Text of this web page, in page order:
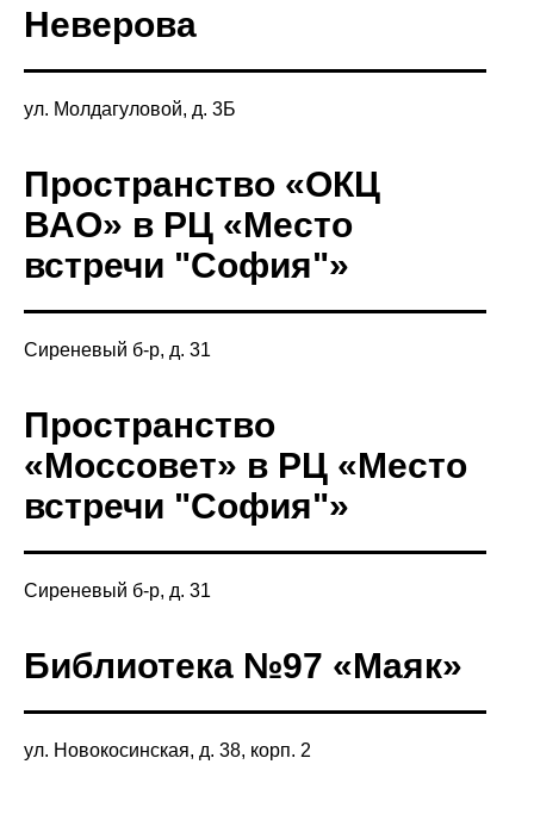
Неверова
ул. Молдагуловой, д. 3Б
Пространство «ОКЦ
ВАО» в РЦ «Место
встречи "София"»
Сиреневый б-р, д. 31
Пространство
«Моссовет» в РЦ «Место
встречи "София"»
Сиреневый б-р, д. 31
Библиотека №97 «Маяк»
ул. Новокосинская, д. 38, корп. 2